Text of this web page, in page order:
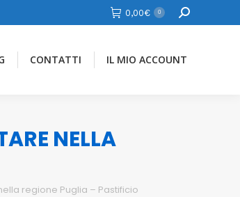
0,00€ 0 Cerca
CONTATTI IL MIO ACCOUNT
NELLA
regione Puglia – Pastificio